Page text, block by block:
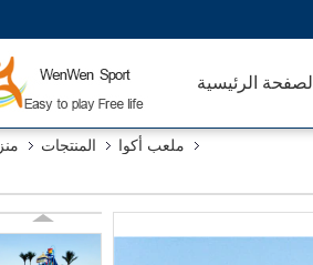
الصفحة الرئيسية
المنتجات ملعب أكوا